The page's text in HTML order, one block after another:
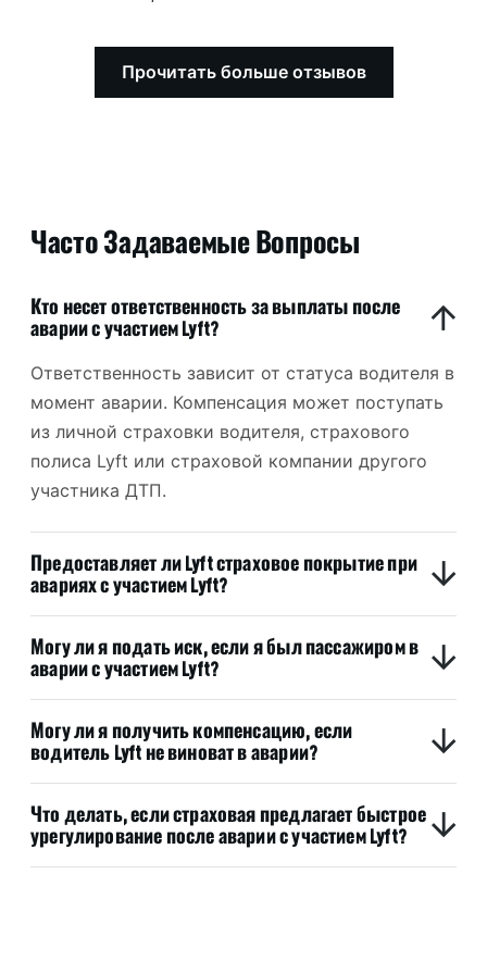
Прочитать больше отзывов
Часто Задаваемые Вопросы
Кто несет ответственность за выплаты после
аварии с участием Lyft?
Ответственность зависит от статуса водителя в
момент аварии. Компенсация может поступать
из личной страховки водителя, страхового
полиса Lyft или страховой компании другого
участника ДТП.
Предоставляет ли Lyft страховое покрытие при
авариях с участием Lyft?
Могу ли я подать иск, если я был пассажиром в
аварии с участием Lyft?
Могу ли я получить компенсацию, если
водитель Lyft не виноват в аварии?
Что делать, если страховая предлагает быстрое
урегулирование после аварии с участием Lyft?